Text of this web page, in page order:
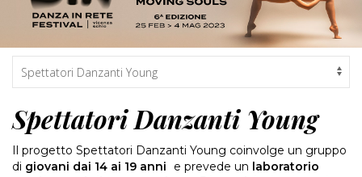
Spettatori Danzanti Young
Il progetto Spettatori Danzanti Young coinvolge un gruppo
di giovani dai 14 ai 19 anni e prevede un laboratorio